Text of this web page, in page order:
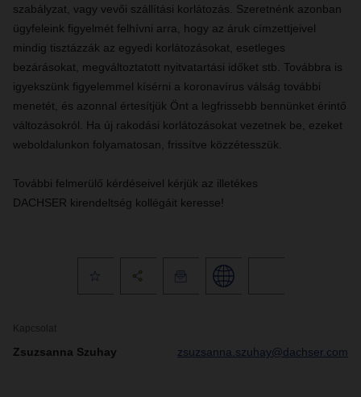
szabályzat, vagy vevői szállítási korlátozás. Szeretnénk azonban
ügyfeleink figyelmét felhívni arra, hogy az áruk címzettjeivel
mindig tisztázzák az egyedi korlátozásokat, esetleges
bezárásokat, megváltoztatott nyitvatartási időket stb. Továbbra is
igyekszünk figyelemmel kísérni a koronavírus válság további
menetét, és azonnal értesítjük Önt a legfrissebb bennünket érintő
változásokról. Ha új rakodási korlátozásokat vezetnek be, ezeket
weboldalunkon folyamatosan, frissítve közzétesszük.
További felmerülő kérdéseivel kérjük az illetékes
DACHSER kirendeltség kollégáit keresse!
Kapcsolat
Zsuzsanna Szuhay zsuzsanna.szuhay@dachser.com